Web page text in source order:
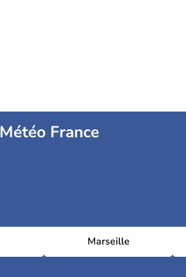
Météo France
Marseille